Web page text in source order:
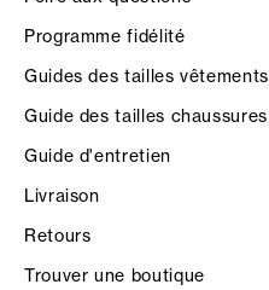
Programme fidélité
Guides des tailles vêtements
Guide des tailles chaussures
Guide d'entretien
Livraison
Retours
Trouver une boutique